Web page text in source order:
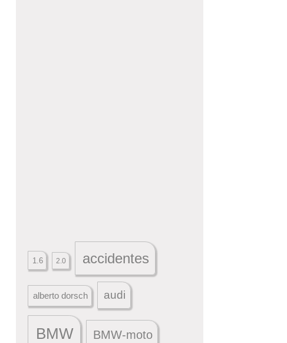
1.6 2.0 accidentes
alberto dorsch audi
BMW BMW-moto